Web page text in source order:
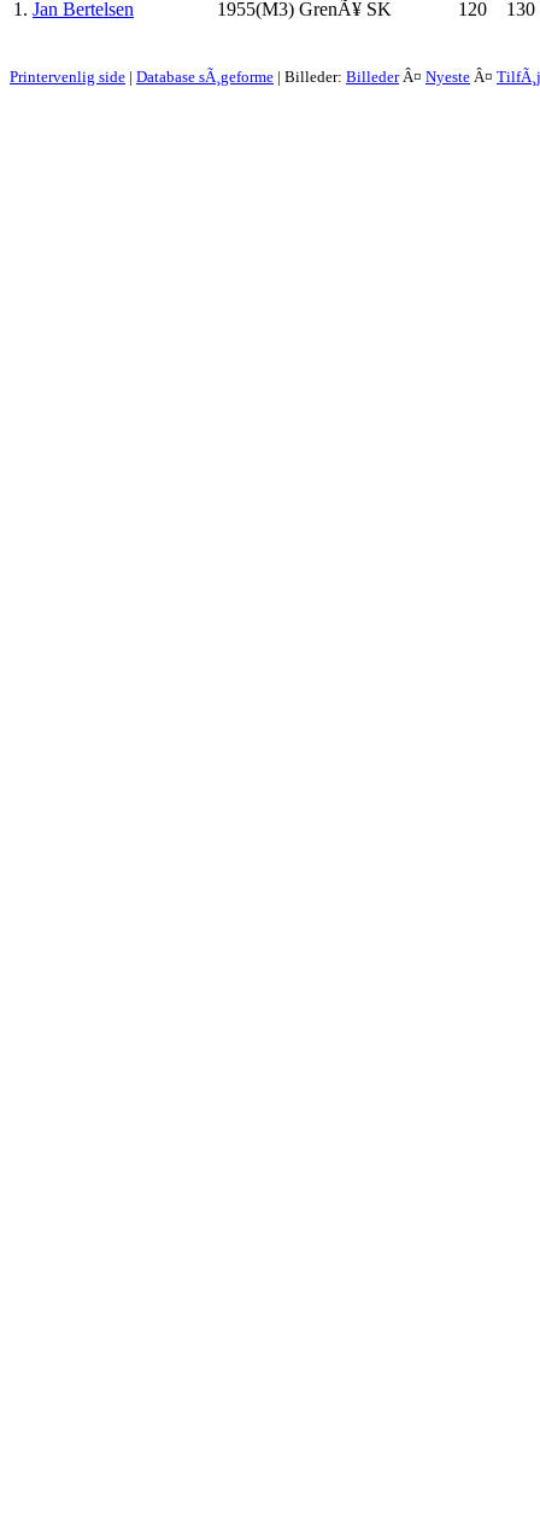
1. Jan Bertelsen 1955(M3) GrenÃ¥ SK 120 130
Printervenlig side | Database sÃ¸geforme | Billeder: BillederÂ¤ Nyeste Â¤ TilfÃ¸j